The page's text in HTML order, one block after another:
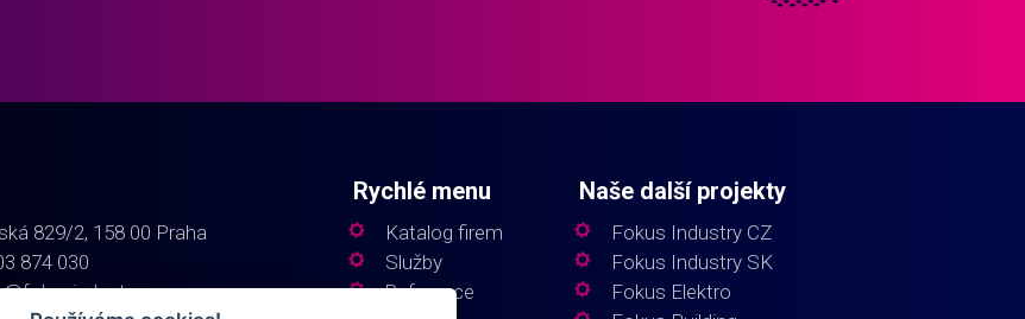
829/2, 158 00 Praha
874 030
Rychlé menu
Katalog firem
Služby
Reference
Naše další projekty
Fokus Industry CZ
Fokus Industry SK
Fokus Elektro